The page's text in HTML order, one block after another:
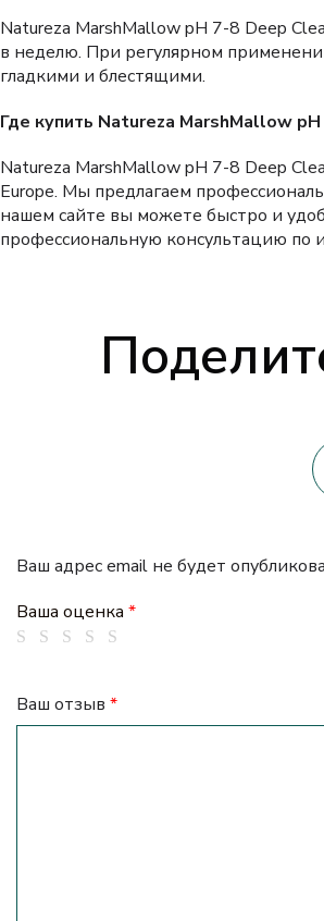
Natureza MarshMallow pH 7-8 Deep
в неделю. При регулярном
гладкими и блестящими.
Где купить Natureza MarshMallow
Natureza MarshMallow pH 7-8 Deep
Europe. Мы предлагаем
нашем сайте вы можете быстро и
профессиональную консультацию по
Ваш адрес email не будет
Ваша оценка *
Ваш отзыв *